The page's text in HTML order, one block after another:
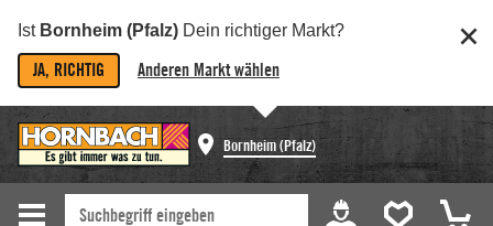
Ist Bornheim (Pfalz) Dein richtiger Markt?
JA, RICHTIG Anderen Markt wählen
Bornheim (Pfalz)